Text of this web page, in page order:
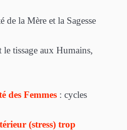
de la Mère et la Sagesse
le tissage aux Humains,
des Femmes : cycles
(stress) trop